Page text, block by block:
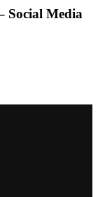
Social Media